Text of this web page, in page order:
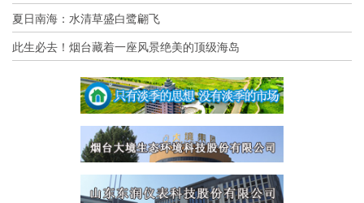
夏日南海：水清草盛白鹭翩飞
此生必去！烟台藏着一座风景绝美的顶级海岛